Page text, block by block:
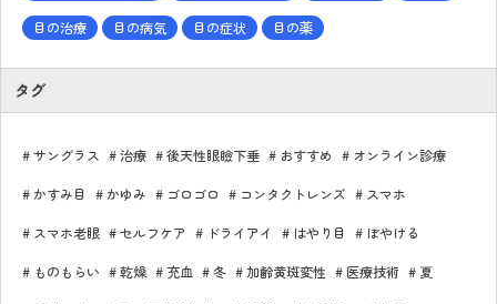
目の治療 目の病気 目の症状 目の薬
タグ
サングラス 治療 後天性眼瞼下垂 おすすめ オンライン診療
かすみ目 かゆみ ゴロゴロ コンタクトレンズ スマホ
スマホ老眼 セルフケア ドライアイ はやり目 ぼやける
ものもらい 乾燥 充血 冬 加齢黄斑変性 医療技術 夏